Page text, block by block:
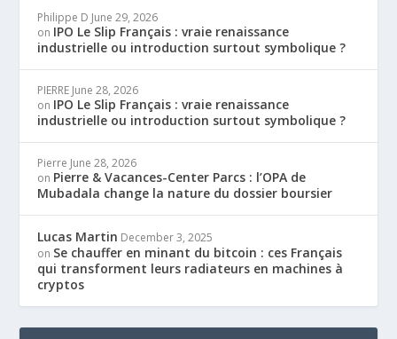
Philippe D June 29, 2026
on IPO Le Slip Français : vraie renaissance
industrielle ou introduction surtout symbolique ?
PIERRE June 28, 2026
on IPO Le Slip Français : vraie renaissance
industrielle ou introduction surtout symbolique ?
Pierre June 28, 2026
on Pierre & Vacances-Center Parcs : l’OPA de
Mubadala change la nature du dossier boursier
Lucas Martin December 3, 2025
on Se chauffer en minant du bitcoin : ces Français
qui transforment leurs radiateurs en machines à
cryptos